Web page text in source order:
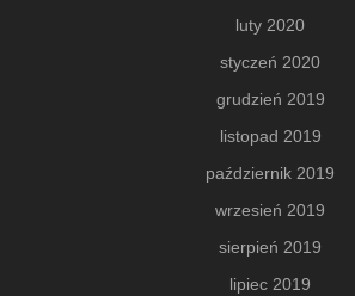
luty 2020
styczeń 2020
grudzień 2019
listopad 2019
październik 2019
wrzesień 2019
sierpień 2019
lipiec 2019